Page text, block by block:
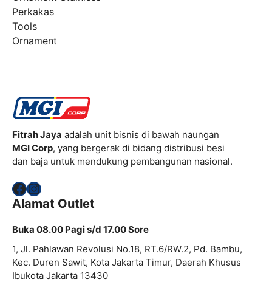
Perkakas
Tools
Ornament
Fitrah Jaya adalah unit bisnis di bawah naungan
MGI Corp, yang bergerak di bidang distribusi besi
dan baja untuk mendukung pembangunan nasional.
Facebook
Instagram
Alamat Outlet
Buka 08.00 Pagi s/d 17.00 Sore
1, Jl. Pahlawan Revolusi No.18, RT.6/RW.2, Pd. Bambu,
Kec. Duren Sawit, Kota Jakarta Timur, Daerah Khusus
Ibukota Jakarta 13430